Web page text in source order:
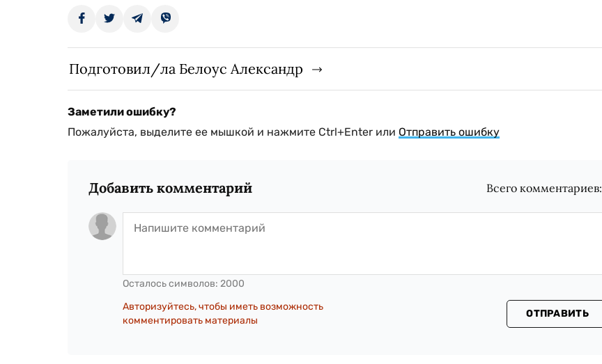
Подготовил/ла Белоус Александр
Заметили ошибку?
Пожалуйста, выделите ее мышкой и нажмите Ctrl+Enter или Отправить ошибку
Добавить комментарий Всего комментариев:
Осталось символов: 2000
Авторизуйтесь, чтобы иметь возможность
комментировать материалы
ОТПРАВИТЬ